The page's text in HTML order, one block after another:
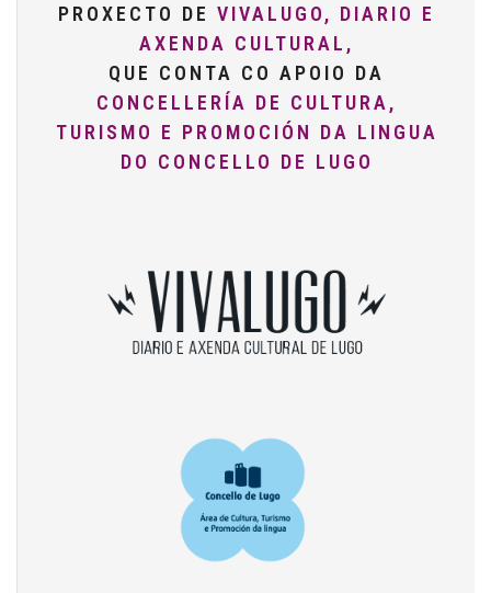
PROXECTO DE VIVALUGO, DIARIO E
AXENDA CULTURAL,
QUE CONTA CO APOIO DA
CONCELLERÍA DE CULTURA,
TURISMO E PROMOCIÓN DA LINGUA
DO CONCELLO DE LUGO